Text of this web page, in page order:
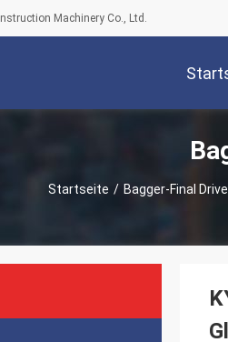
Machinery Co., Ltd.
Startseite / Bagger-Final